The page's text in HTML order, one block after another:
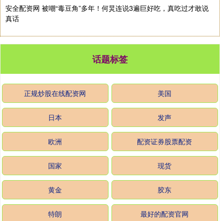
安全配资网 被嘲“毒豆角”多年！何炅连说3遍巨好吃，真吃过才敢说
真话
话题标签
正规炒股在线配资网 美国
日本 发声
欧洲 配资证券股票配资
国家 现货
黄金 胶东
特朗 最好的配资官网